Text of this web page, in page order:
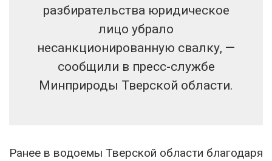
разбирательства юридическое
лицо убрало
несанкционированную свалку, —
сообщили в пресс-службе
Минприроды Тверской области.
Ранее в водоемы Тверской области благодаря